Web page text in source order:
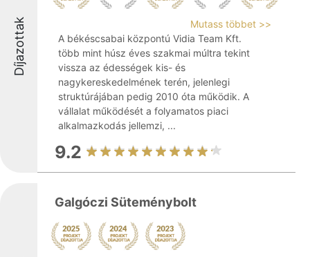
Díjazottak
Mutass többet >>
A békéscsabai központú Vidia Team Kft.
több mint húsz éves szakmai múltra tekint
vissza az édességek kis- és
nagykereskedelmének terén, jelenlegi
struktúrájában pedig 2010 óta működik. A
vállalat működését a folyamatos piaci
alkalmazkodás jellemzi, ...
9.2
Galgóczi Süteménybolt